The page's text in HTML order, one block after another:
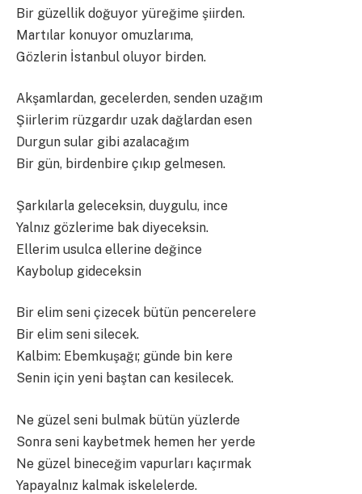
Bir güzellik doğuyor yüreğime şiirden.
Martılar konuyor omuzlarıma,
Gözlerin İstanbul oluyor birden.
Akşamlardan, gecelerden, senden uzağım
Şiirlerim rüzgardır uzak dağlardan esen
Durgun sular gibi azalacağım
Bir gün, birdenbire çıkıp gelmesen.
Şarkılarla geleceksin, duygulu, ince
Yalnız gözlerime bak diyeceksin.
Ellerim usulca ellerine değince
Kaybolup gideceksin
Bir elim seni çizecek bütün pencerelere
Bir elim seni silecek.
Kalbim: Ebemkuşağı; günde bin kere
Senin için yeni baştan can kesilecek.
Ne güzel seni bulmak bütün yüzlerde
Sonra seni kaybetmek hemen her yerde
Ne güzel bineceğim vapurları kaçırmak
Yapayalnız kalmak iskelelerde.